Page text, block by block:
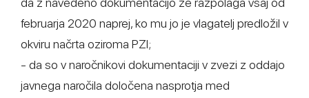
februarja 2020 naprej, ko mu jo je vlagatelj predložil v
okviru načrta oziroma PZI;
- da so v naročnikovi dokumentaciji v zvezi z oddajo
javnega naročila določena nasprotja med